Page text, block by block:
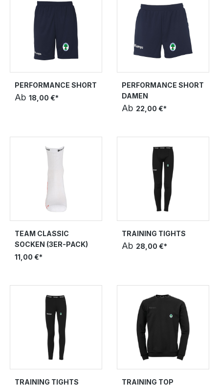
PERFORMANCE SHORT
Ab 18,00 €*
PERFORMANCE SHORT
DAMEN
Ab 22,00 €*
TEAM CLASSIC
SOCKEN (3ER-PACK)
11,00 €*
TRAINING TIGHTS
Ab 28,00 €*
TRAINING TIGHTS
TRAINING TOP